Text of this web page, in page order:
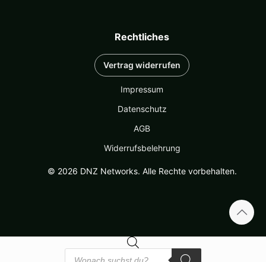
Rechtliches
Vertrag widerrufen
Impressum
Datenschutz
AGB
Widerrufsbelehrung
© 2026 DNZ Networks. Alle Rechte vorbehalten.
Products
search